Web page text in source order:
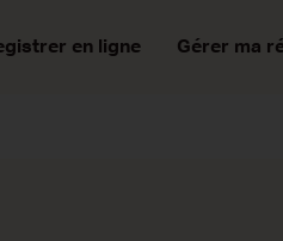
en ligne Gérer ma